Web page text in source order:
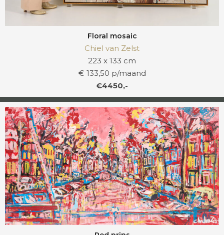
Floral mosaic
Chiel van Zelst
223 x 133 cm
€ 133,50 p/maand
€4450,-